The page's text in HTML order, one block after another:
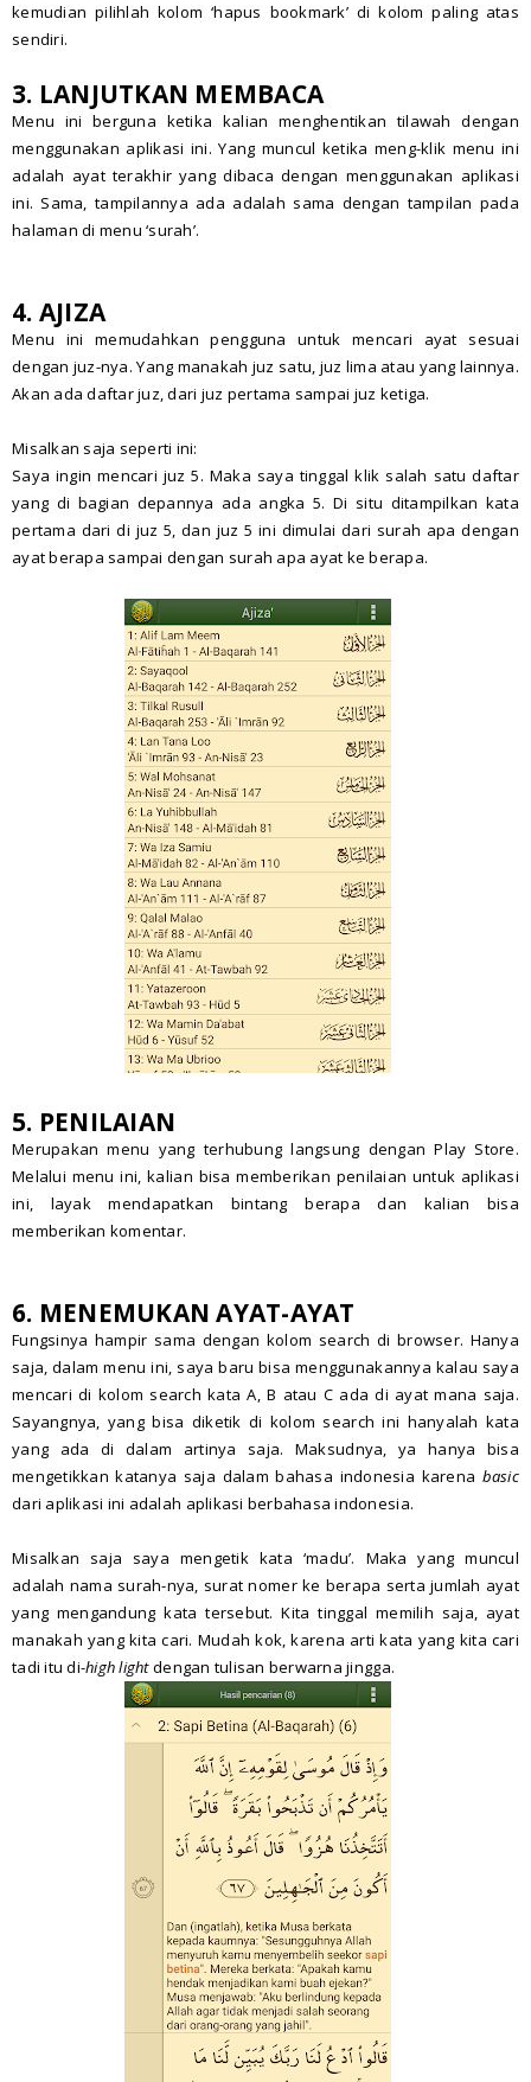
kemudian pilihlah kolom ‘hapus bookmark’ di kolom paling atas
sendiri.
3. LANJUTKAN MEMBACA
Menu ini berguna ketika kalian menghentikan tilawah dengan
menggunakan aplikasi ini. Yang muncul ketika meng-klik menu ini
adalah ayat terakhir yang dibaca dengan menggunakan aplikasi
ini. Sama, tampilannya ada adalah sama dengan tampilan pada
halaman di menu ‘surah’.
4. AJIZA
Menu ini memudahkan pengguna untuk mencari ayat sesuai
dengan juz-nya. Yang manakah juz satu, juz lima atau yang lainnya.
Akan ada daftar juz, dari juz pertama sampai juz ketiga.
Misalkan saja seperti ini:
Saya ingin mencari juz 5. Maka saya tinggal klik salah satu daftar
yang di bagian depannya ada angka 5. Di situ ditampilkan kata
pertama dari di juz 5, dan juz 5 ini dimulai dari surah apa dengan
ayat berapa sampai dengan surah apa ayat ke berapa.
5. PENILAIAN
Merupakan menu yang terhubung langsung dengan Play Store.
Melalui menu ini, kalian bisa memberikan penilaian untuk aplikasi
ini, layak mendapatkan bintang berapa dan kalian bisa
memberikan komentar.
6. MENEMUKAN AYAT-AYAT
Fungsinya hampir sama dengan kolom search di browser. Hanya
saja, dalam menu ini, saya baru bisa menggunakannya kalau saya
mencari di kolom search kata A, B atau C ada di ayat mana saja.
Sayangnya, yang bisa diketik di kolom search ini hanyalah kata
yang ada di dalam artinya saja. Maksudnya, ya hanya bisa
mengetikkan katanya saja dalam bahasa indonesia karena basic
dari aplikasi ini adalah aplikasi berbahasa indonesia.
Misalkan saja saya mengetik kata ‘madu’. Maka yang muncul
adalah nama surah-nya, surat nomer ke berapa serta jumlah ayat
yang mengandung kata tersebut. Kita tinggal memilih saja, ayat
manakah yang kita cari. Mudah kok, karena arti kata yang kita cari
tadi itu di-high lightdengan tulisan berwarna jingga.